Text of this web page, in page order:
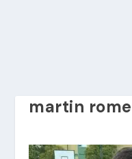
martin